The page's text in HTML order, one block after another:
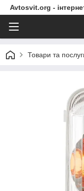
Avtosvit.org -
Товари та